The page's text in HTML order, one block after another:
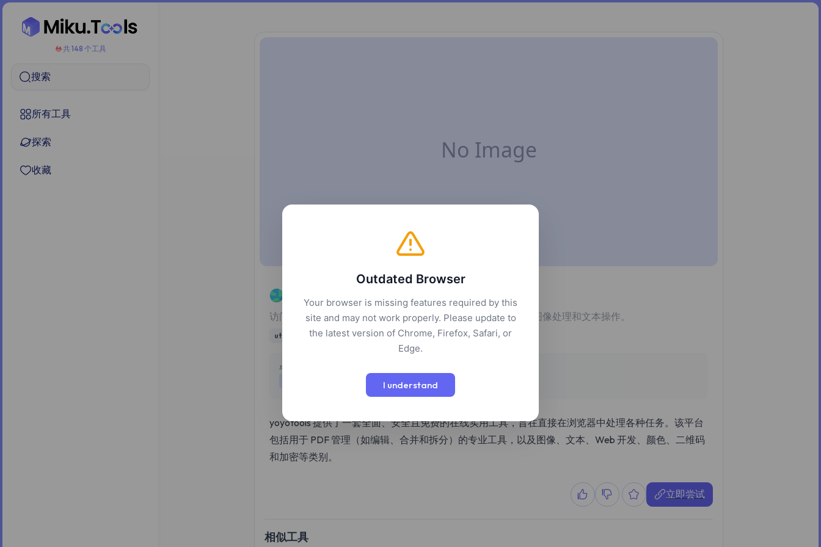
共 148 个工具
搜索
所有工具
探索
收藏
yoyotools
访问包含 70 多种专业浏览器端工具的集合，用于 PDF 编辑、图像处理和文本操作。
utilities pdf tools image editing productivity web tools
平台
yoyotools 提供了一套全面、安全且免费的在线实用工具，旨在直接在浏览器中处理各种任务。该平台
包括用于 PDF 管理（如编辑、合并和拆分）的专业工具，以及图像、文本、Web 开发、颜色、二维码
和加密等类别。
立即尝试
相似工具
Outdated Browser
Your browser is missing features required by this
site and may not work properly. Please update to
the latest version of Chrome, Firefox, Safari, or
Edge.
I understand